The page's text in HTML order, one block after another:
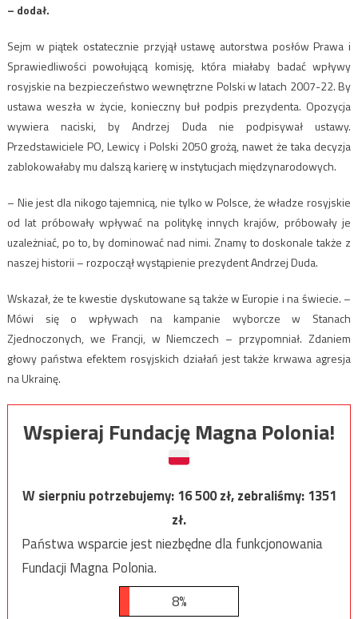
– dodał.
Sejm w piątek ostatecznie przyjął ustawę autorstwa posłów Prawa i
Sprawiedliwości powołującą komisję, która miałaby badać wpływy
rosyjskie na bezpieczeństwo wewnętrzne Polski w latach 2007-22. By
ustawa weszła w życie, konieczny buł podpis prezydenta. Opozycja
wywiera naciski, by Andrzej Duda nie podpisywał ustawy.
Przedstawiciele PO, Lewicy i Polski 2050 grożą, nawet że taka decyzja
zablokowałaby mu dalszą karierę w instytucjach międzynarodowych.
– Nie jest dla nikogo tajemnicą, nie tylko w Polsce, że władze rosyjskie
od lat próbowały wpływać na politykę innych krajów, próbowały je
uzależniać, po to, by dominować nad nimi. Znamy to doskonale także z
naszej historii – rozpoczął wystąpienie prezydent Andrzej Duda.
Wskazał, że te kwestie dyskutowane są także w Europie i na świecie. –
Mówi się o wpływach na kampanie wyborcze w Stanach
Zjednoczonych, we Francji, w Niemczech – przypomniał. Zdaniem
głowy państwa efektem rosyjskich działań jest także krwawa agresja
na Ukrainę.
Wspieraj Fundację Magna Polonia!
W sierpniu potrzebujemy:16 500zł, zebraliśmy:1351
zł.
Państwa wsparcie jest niezbędne dla funkcjonowania
Fundacji Magna Polonia.
8%